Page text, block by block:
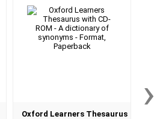
Oxford Learners Thesaurus
›